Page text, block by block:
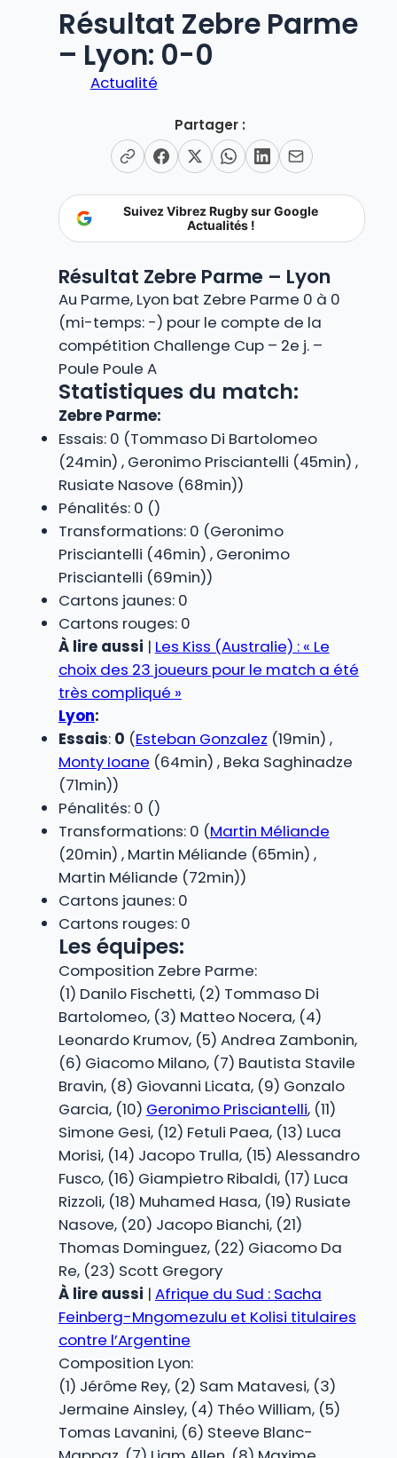
Résultat Zebre Parme
– Lyon: 0-0
Actualité
Partager :
Suivez Vibrez Rugby sur Google
Actualités !
Résultat Zebre Parme – Lyon
Au Parme, Lyon bat Zebre Parme 0 à 0
(mi-temps: -) pour le compte de la
compétition Challenge Cup – 2e j. –
Poule Poule A
Statistiques du match:
Zebre Parme:
Essais: 0 (Tommaso Di Bartolomeo
(24min) , Geronimo Prisciantelli (45min) ,
Rusiate Nasove (68min))
Pénalités: 0 ()
Transformations: 0 (Geronimo
Prisciantelli (46min) , Geronimo
Prisciantelli (69min))
Cartons jaunes: 0
Cartons rouges: 0
À lire aussi | Les Kiss (Australie) : « Le
choix des 23 joueurs pour le match a été
très compliqué »
Lyon:
Essais: 0 (Esteban Gonzalez (19min) ,
Monty Ioane (64min) , Beka Saghinadze
(71min))
Pénalités: 0 ()
Transformations: 0 (Martin Méliande
(20min) , Martin Méliande (65min) ,
Martin Méliande (72min))
Cartons jaunes: 0
Cartons rouges: 0
Les équipes:
Composition Zebre Parme:
(1) Danilo Fischetti, (2) Tommaso Di
Bartolomeo, (3) Matteo Nocera, (4)
Leonardo Krumov, (5) Andrea Zambonin,
(6) Giacomo Milano, (7) Bautista Stavile
Bravin, (8) Giovanni Licata, (9) Gonzalo
Garcia, (10) Geronimo Prisciantelli, (11)
Simone Gesi, (12) Fetuli Paea, (13) Luca
Morisi, (14) Jacopo Trulla, (15) Alessandro
Fusco, (16) Giampietro Ribaldi, (17) Luca
Rizzoli, (18) Muhamed Hasa, (19) Rusiate
Nasove, (20) Jacopo Bianchi, (21)
Thomas Dominguez, (22) Giacomo Da
Re, (23) Scott Gregory
À lire aussi | Afrique du Sud : Sacha
Feinberg-Mngomezulu et Kolisi titulaires
contre l’Argentine
Composition Lyon:
(1) Jérôme Rey, (2) Sam Matavesi, (3)
Jermaine Ainsley, (4) Théo William, (5)
Tomas Lavanini, (6) Steeve Blanc-